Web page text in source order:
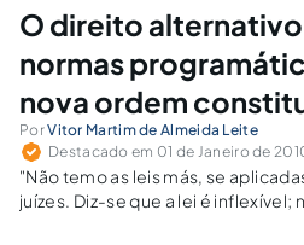
O direito alternativo
normas
nova ordem
PorVitor Martim de Almeida Leite
Destacado em 01 de Janeiro de
"Não temo as leis más, se
juízes. Diz-se que a lei é inflexível;